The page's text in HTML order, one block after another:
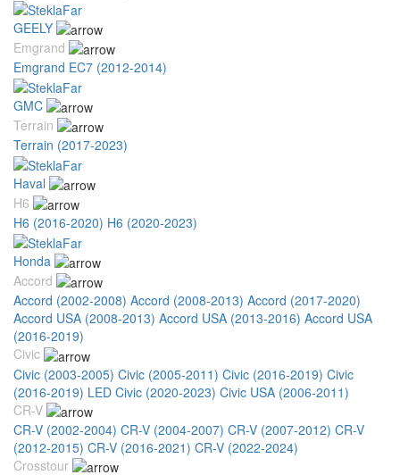
GEELY
Emgrand
Emgrand EC7 (2012-2014)
GMC
Terrain
Terrain (2017-2023)
Haval
H6
H6 (2016-2020) H6 (2020-2023)
Honda
Accord
Accord (2002-2008) Accord (2008-2013) Accord (2017-2020)
Accord USA (2008-2013) Accord USA (2013-2016) Accord USA
(2016-2019)
Civic
Civic (2003-2005) Civic (2005-2011) Civic (2016-2019) Civic
(2016-2019) LED Civic (2020-2023) Civic USA (2006-2011)
CR-V
CR-V (2002-2004) CR-V (2004-2007) CR-V (2007-2012) CR-V
(2012-2015) CR-V (2016-2021) CR-V (2022-2024)
Crosstour